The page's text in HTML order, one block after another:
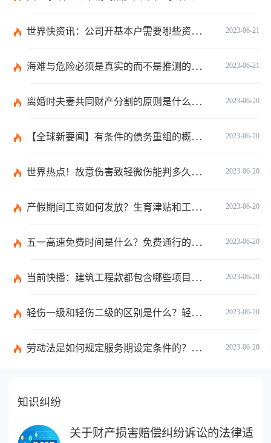
2023-06-21
世界快资讯：公司开基本户需要哪些资料？开基本户的程序是什么？
2023-06-21
海难与危险必须是真实的而不是推测的吗？
2023-06-20
离婚时夫妻共同财产分割的原则是什么？离婚的共同财产怎么分割？
2023-06-20
【全球新要闻】有条件的债务重组的概念是什么？债务重新安排如何进行？
2023-06-20
世界热点！故意伤害致轻微伤能判多久时间？轻微伤鉴定标准是什么？
2023-06-20
产假期间工资如何发放？生育津贴和工资冲突吗？
2023-06-20
五一高速免费时间是什么？免费通行的时间范围是什么？|当前速递
2023-06-20
当前快播：建筑工程款都包含哪些项目？建筑施工纠纷管辖法院如何确定？
2023-06-20
轻伤一级和轻伤二级的区别是什么？轻伤一级的内容都包括哪些？
2023-06-20
劳动法是如何规定服务期设定条件的？劳动法调整的劳动关系包含哪些呢？
知识纠纷
关于财产损害赔偿纠纷诉讼的法律适